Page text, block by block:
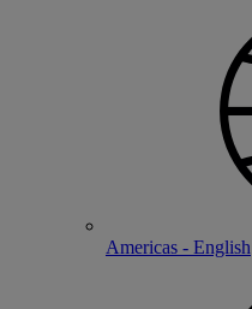
Americas - English